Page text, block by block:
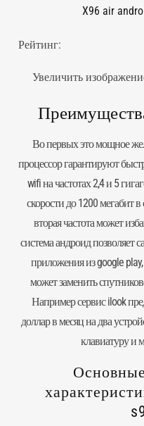
X96 air
Рейтинг:
Увеличить
Во первых это мощное
процессор гарантируют
wifi на частотах 2,4 и 5
скорости до 1200 мегабит
вторая частота может
система андроид позволяет
приложения из google
может заменить
Например сервис ilook
доллар в месяц на два
клавиатуру и